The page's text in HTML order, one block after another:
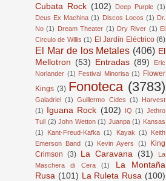
Cubata Rock (102) Deep Purple (1)
Deus Ex Machina (1) Discos Locos (1) Dr.
No (1) Dream Theater (1) Dry River (1) El
Circulo de Willis (1) El Jardín Eléctrico (6)
El Mar de los Metales (406) El
Mellotron (53) Entradas (89)
Eric
Norlander (1) Festival Minorisa (1) Flower
Kings (3) Fonoteca (3783)
Galadriel (1) Guillermo Cides (1)
Harvest
(1) Iguana Rock (102) IQ (1) Jethro
Tull (2) John Wetton (1) Juanpa (1) Kansas
(1)
Kant-Freud-Kafka (1) Kayak (1)
Keith
Emerson Band (1) Kevin Ayers (1)
King
Crimson (3) La Caravana (31)
La
Maschera di Cera
(1)
La Montaña
Rusa (101) La Ruleta Rusa (100)